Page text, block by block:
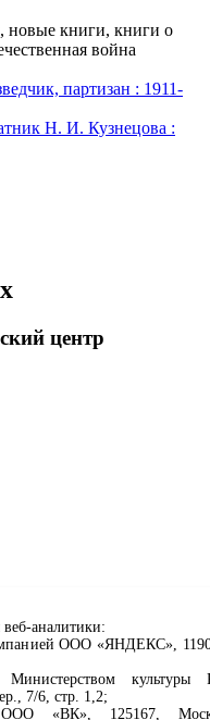
новые книги, книги о
война
партизан : 1911-
Н. И. Кузнецова :
центр
аналитики:
ООО «ЯНДЕКС»,
Министерством культуры
7/6, стр. 1,2;
ООО «ВК», 125167,